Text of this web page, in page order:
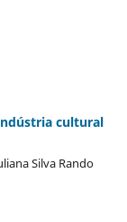
cultural
Silva Rando